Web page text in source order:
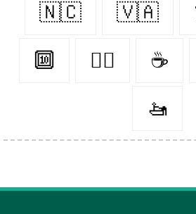
🇳🇨 🇻🇦
🔟 👨‍⚖️ ☕️
🚤